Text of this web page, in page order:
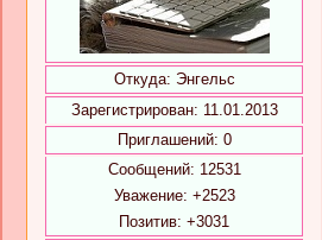
Откуда: Энгельс
Зарегистрирован: 11.01.2013
Приглашений: 0
Сообщений: 12531
Уважение: +2523
Позитив: +3031